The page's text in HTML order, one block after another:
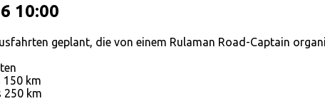
10:00
geplant, die von einem Rulaman Road-Captain
150 km
250 km